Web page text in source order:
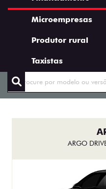
Microempresas
Produtor rural
Taxistas
ARGO